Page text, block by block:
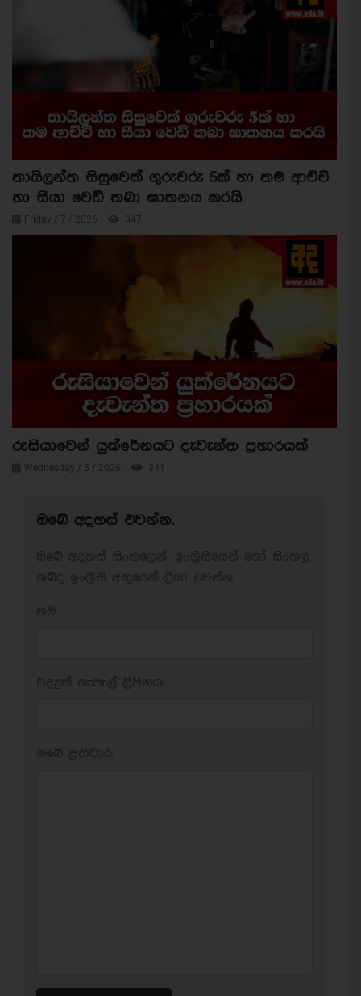
තායිලන්ත සිසුවෙක් ගුරුවරු 5ක් හා තම ආච්චි
හා සීයා වෙඩි තබා ඝාතනය කරයි
Friday / 7 / 2026 347
රුසියාවෙන් යුක්රේනයට දැවැන්ත ප්‍රහාරයක්
Wednesday / 5 / 2026 341
ඔබේ අදහස් එවන්න.